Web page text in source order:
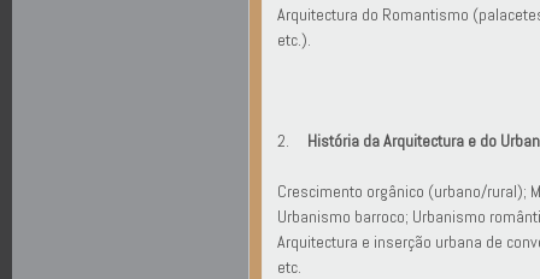
Arquitectura do Romantismo
etc.).
2. História da Arquitectura e do
Crescimento orgânico (urbano/rural);
Urbanismo barroco; Urbanismo
Arquitectura e inserção urbana de
etc.